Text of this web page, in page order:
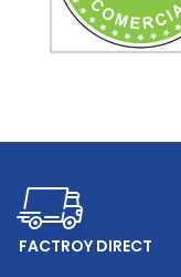
FACTROY DIRECT